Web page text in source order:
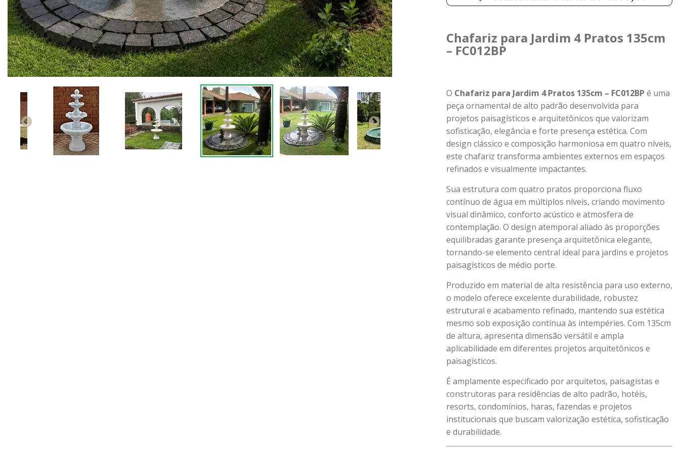
Chafariz para Jardim 4 Pratos 135cm
– FC012BP
O Chafariz para Jardim 4 Pratos 135cm – FC012BP é uma
peça ornamental de alto padrão desenvolvida para
projetos paisagísticos e arquitetônicos que valorizam
sofisticação, elegância e forte presença estética. Com
design clássico e composição harmoniosa em quatro níveis,
este chafariz transforma ambientes externos em espaços
refinados e visualmente impactantes.
Sua estrutura com quatro pratos proporciona fluxo
contínuo de água em múltiplos níveis, criando movimento
visual dinâmico, conforto acústico e atmosfera de
contemplação. O design atemporal aliado às proporções
equilibradas garante presença arquitetônica elegante,
tornando-se elemento central ideal para jardins e projetos
paisagísticos de médio porte.
Produzido em material de alta resistência para uso externo,
o modelo oferece excelente durabilidade, robustez
estrutural e acabamento refinado, mantendo sua estética
mesmo sob exposição contínua às intempéries. Com 135cm
de altura, apresenta dimensão versátil e ampla
aplicabilidade em diferentes projetos arquitetônicos e
paisagísticos.
É amplamente especificado por arquitetos, paisagistas e
construtoras para residências de alto padrão, hotéis,
resorts, condomínios, haras, fazendas e projetos
institucionais que buscam valorização estética, sofisticação
e durabilidade.